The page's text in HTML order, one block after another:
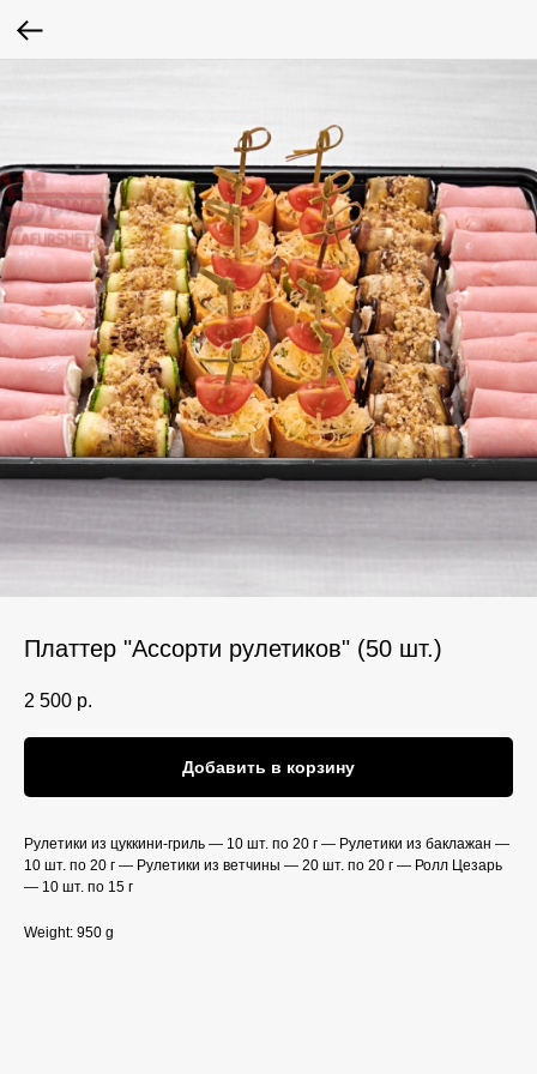
Платтер "Ассорти рулетиков" (50 шт.)
2 500 р.
Добавить в корзину
Рулетики из цуккини-гриль — 10 шт. по 20 г — Рулетики из баклажан —
10 шт. по 20 г — Рулетики из ветчины — 20 шт. по 20 г — Ролл Цезарь
— 10 шт. по 15 г
Weight: 950 g